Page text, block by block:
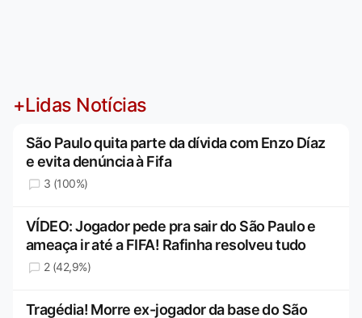
+Lidas Notícias
São Paulo quita parte da dívida com Enzo Díaz
e evita denúncia à Fifa
3 (100%)
VÍDEO: Jogador pede pra sair do São Paulo e
ameaça ir até a FIFA! Rafinha resolveu tudo
2 (42,9%)
Tragédia! Morre ex-jogador da base do São